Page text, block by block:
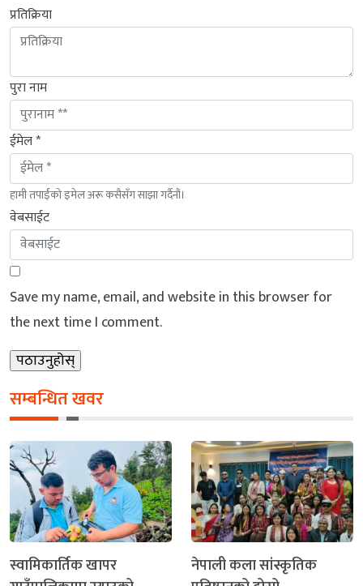
प्रतिक्रिया
पुरा नाम
ईमेल *
हामी तपाईंको इमेल अरू कसैसँग साझा गर्दैनौं।
वेबसाईट
Save my name, email, and website in this browser for
the next time I comment.
सम्बन्धित खवर
स्वामिकार्तिक खापर
नेपाली कला सांस्कृतिक